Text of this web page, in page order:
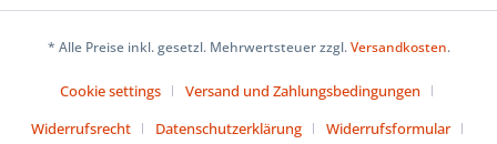
* Alle Preise inkl. gesetzl. Mehrwertsteuer zzgl.Versandkosten.
Cookie settings
Versand und Zahlungsbedingungen
Widerrufsrecht
Datenschutzerklärung Widerrufsformular